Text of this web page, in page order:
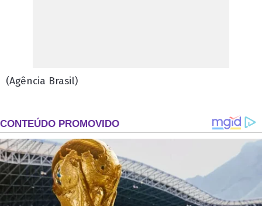
(Agência Brasil)